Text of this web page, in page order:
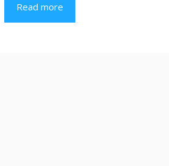
Read more